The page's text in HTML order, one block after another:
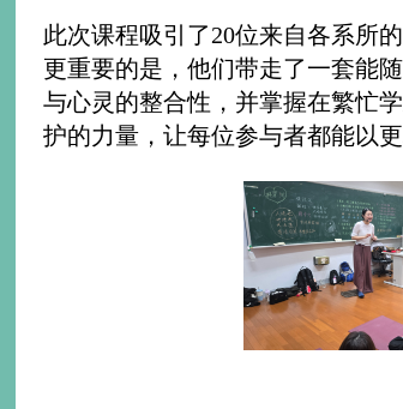
此次课程吸引了20位来自各系所
更重要的是，他们带走了一套能
与心灵的整合性，并掌握在繁忙
护的力量，让每位参与者都能以